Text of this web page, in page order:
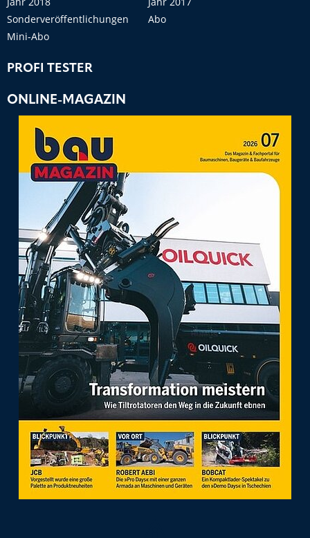
Sonderveröffentlichungen
Abo
Mini-Abo
PROFI TESTER
ONLINE-MAGAZIN